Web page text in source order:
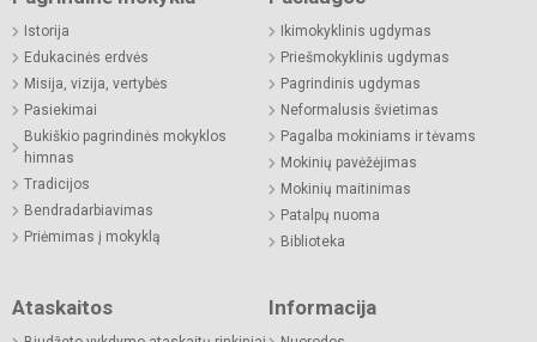
Istorija
Edukacinės erdvės
Misija, vizija, vertybės
Pasiekimai
Bukiškio pagrindinės mokyklos
himnas
Tradicijos
Bendradarbiavimas
Priėmimas į mokyklą
Ikimokyklinis ugdymas
Priešmokyklinis ugdymas
Pagrindinis ugdymas
Neformalusis švietimas
Pagalba mokiniams ir tėvams
Mokinių pavėžėjimas
Mokinių maitinimas
Patalpų nuoma
Biblioteka
Ataskaitos Informacija